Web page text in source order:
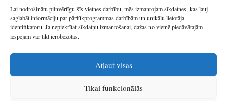
Lai nodrošinātu pilnvērtīgu šīs vietnes darbību, mēs izmantojam sīkdatnes, kas ļauj
saglabāt informāciju par pārlūkprogrammas darbībām un unikālu lietotāja
identifikatoru. Ja nepiekrītat sīkdatņu izmantošanai, dažas no vietnē piedāvātajām
iespējām var tikt ierobežotas.
Atļaut visas
Tikai funkcionālās